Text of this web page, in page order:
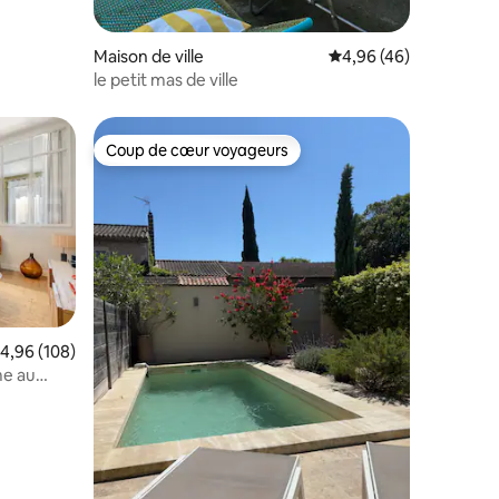
Maison de ville Évaluation moyenne
4,96 (46)
le petit mas de ville
: 4,9 sur 5
appréciés
moyenne sur la base de 108 commentaires : 4,96 sur 5
4,96 (108)
au
Coup de cœur voyageurs
Coup de cœur voyageurs